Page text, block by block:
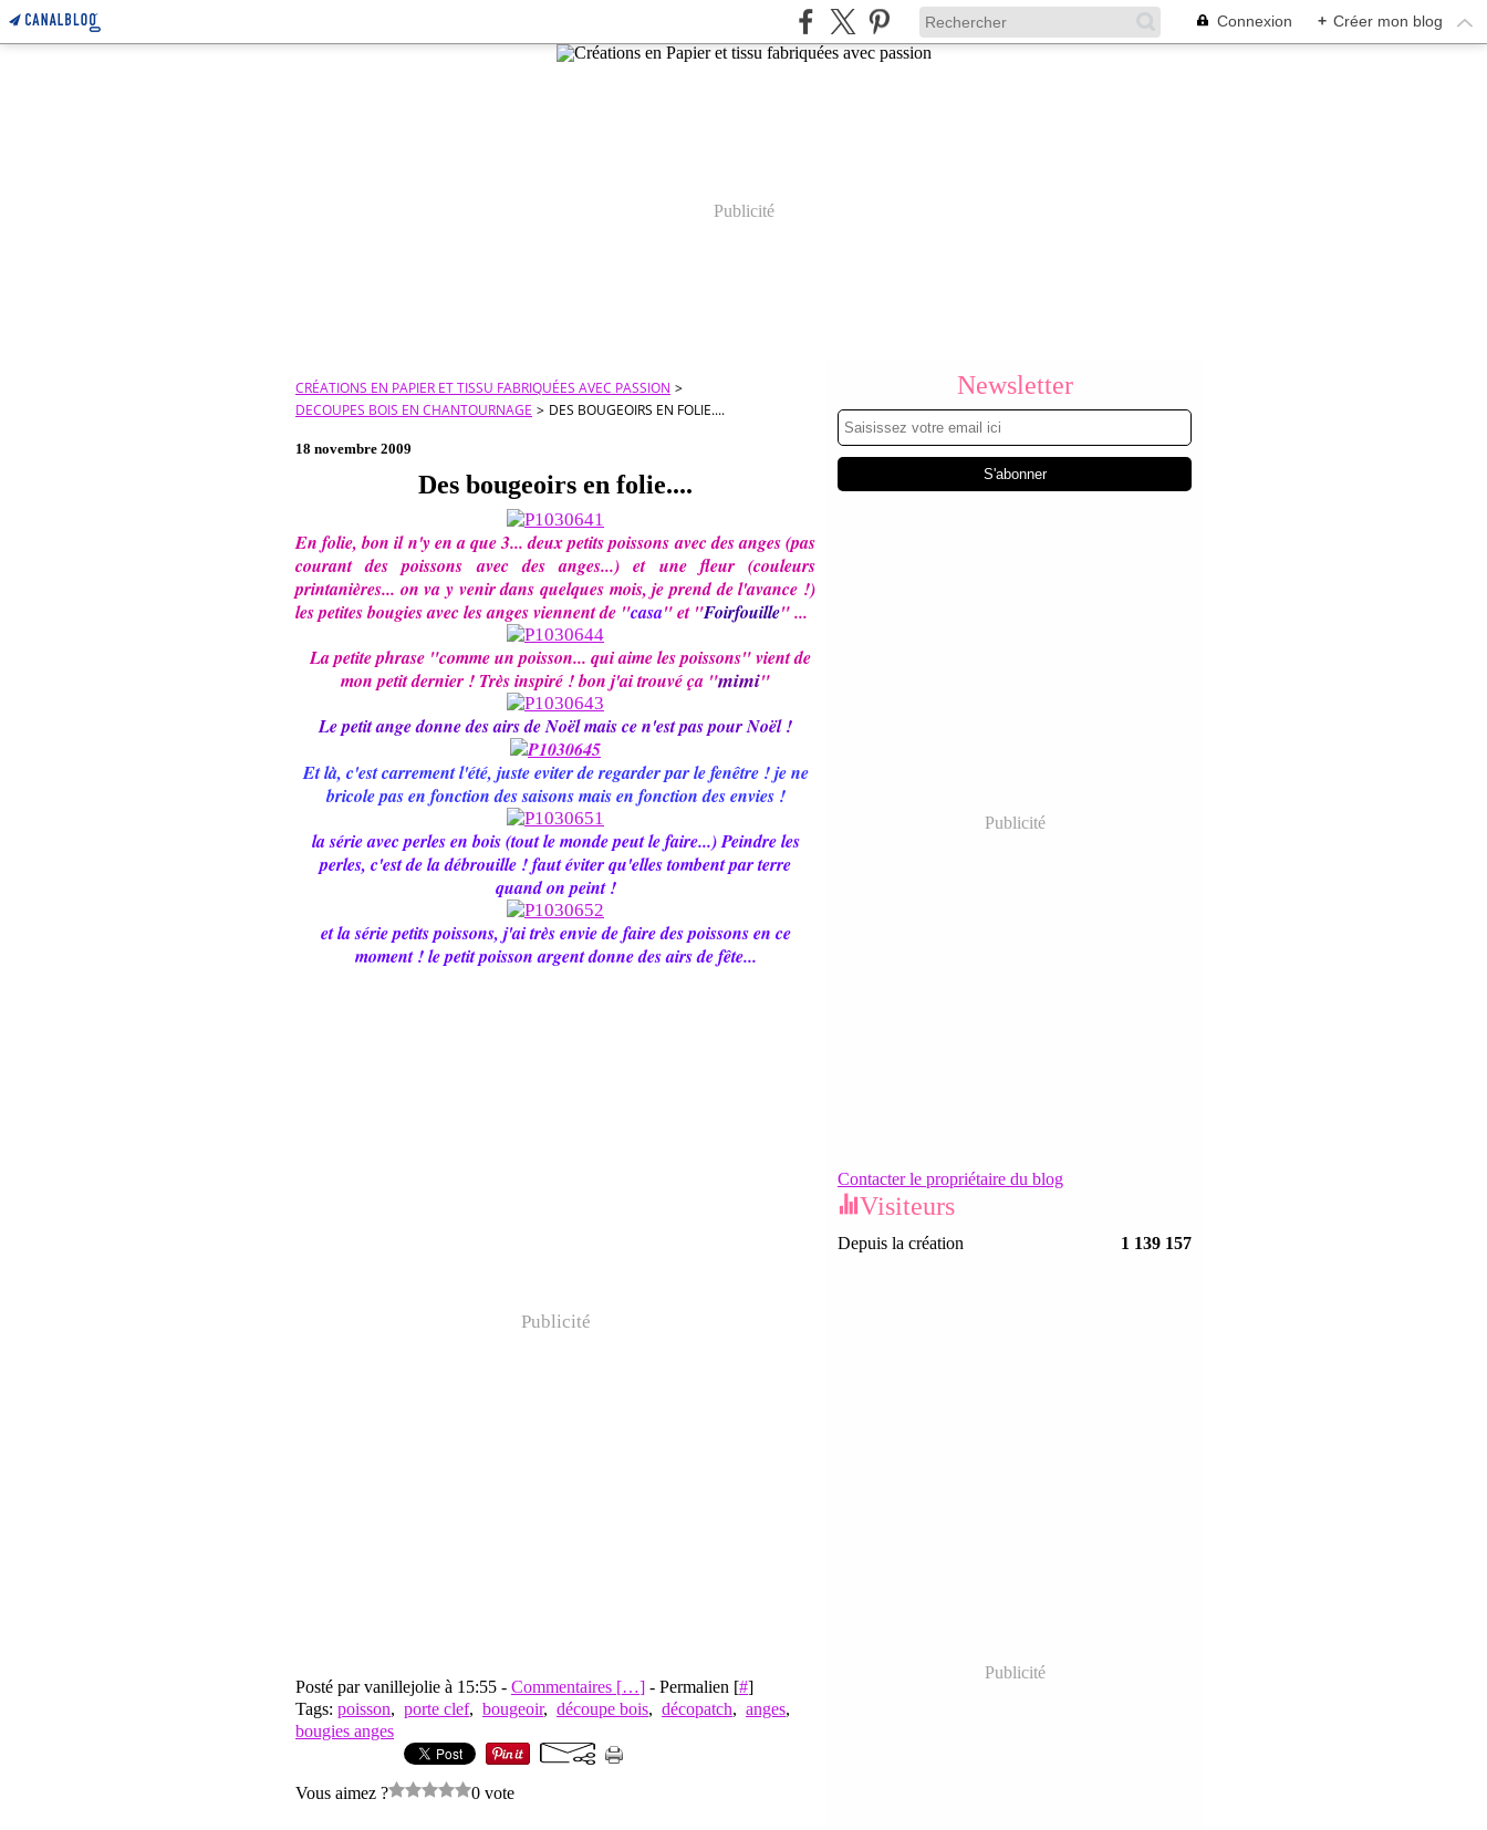
Connexion + Créer mon blog
Publicité
CRÉATIONS EN PAPIER ET TISSU FABRIQUÉES AVEC PASSION >
DECOUPES BOIS EN CHANTOURNAGE > DES BOUGEOIRS EN FOLIE....
18 novembre 2009
Des bougeoirs en folie....
En folie, bon il n'y en a que 3... deux petits poissons avec des anges (pas
courant des poissons avec des anges...) et une fleur (couleurs
printanières... on va y venir dans quelques mois, je prend de l'avance !)
les petites bougies avec les anges viennent de "casa" et "Foirfouille" ...
La petite phrase "comme un poisson... qui aime les poissons" vient de
mon petit dernier ! Très inspiré ! bon j'ai trouvé ça "mimi"
Le petit ange donne des airs de Noël mais ce n'est pas pour Noël !
Et là, c'est carrement l'été, juste eviter de regarder par le fenêtre ! je ne
bricole pas en fonction des saisons mais en fonction des envies !
la série avec perles en bois (tout le monde peut le faire...) Peindre les
perles, c'est de la débrouille ! faut éviter qu'elles tombent par terre
quand on peint !
et la série petits poissons, j'ai très envie de faire des poissons en ce
moment ! le petit poisson argent donne des airs de fête...
Publicité
Posté par vanillejolie à 15:55 - Commentaires […] - Permalien [#]
Tags: poisson, porte clef, bougeoir, découpe bois, décopatch, anges,
bougies anges
Vous aimez ? 0 vote
Newsletter
Publicité
Contacter le propriétaire du blog
Visiteurs
Depuis la création 1 139 157
Publicité